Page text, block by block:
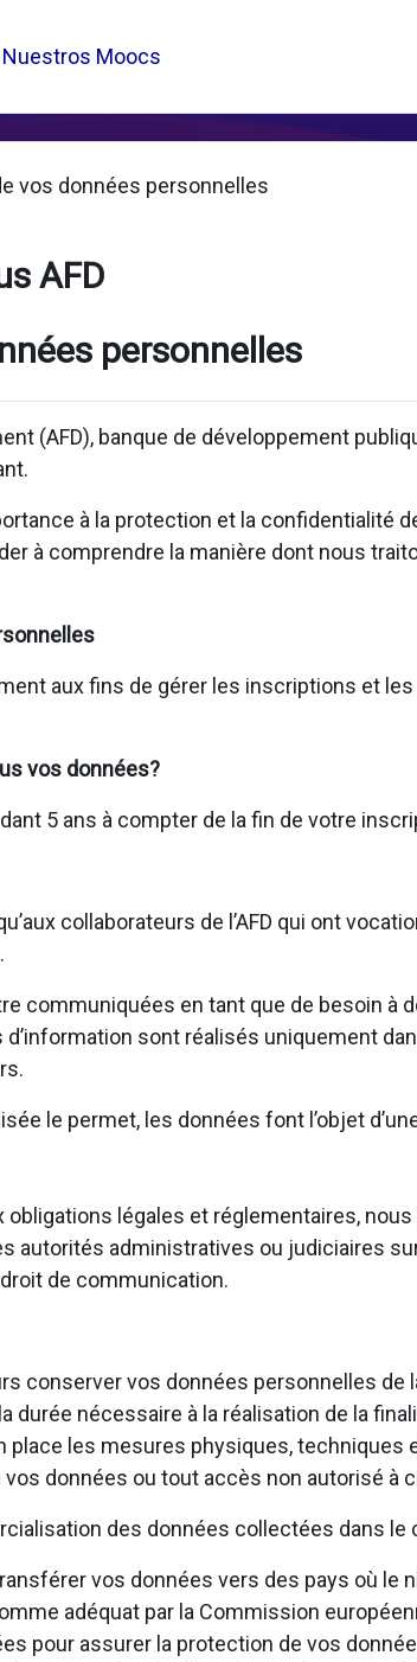
Nuestros Moocs
vos données personnelles
AFD
personnelles
(AFD), banque de développement
à la protection et la confidentialité
à comprendre la manière dont nous
aux fins de gérer les inscriptions et
vos données?
5 ans à compter de la fin de votre
collaborateurs de l’AFD qui ont
communiquées en tant que de besoin à
d’information sont réalisés uniquement
le permet, les données font l’objet
obligations légales et réglementaires,
autorités administratives ou judiciaires
de communication.
conserver vos données personnelles de
durée nécessaire à la réalisation de la
les mesures physiques, techniques
données ou tout accès non autorisé à
des données collectées dans
vos données vers des pays où le
adéquat par la Commission
pour assurer la protection de vos